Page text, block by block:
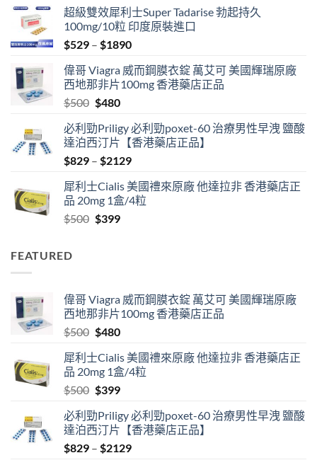
超級雙效犀利士Super Tadarise 勃起持久
100mg/10粒 印度原裝進口
$529 – $1890Price
$529
through
偉哥 Viagra 威而鋼膜衣錠 萬艾可 美國輝瑞原廠
西地那非片100mg 香港藥店正品
$500 Original
was:
$500.
$480Current
is:
$480.
必利勁Priligy 必利勁poxet-60 治療男性早洩 鹽酸
達泊西汀片【香港藥店正品】
$829 – $2129Price
$829
through
犀利士Cialis 美國禮來原廠 他達拉非 香港藥店正
品 20mg 1盒/4粒
$500 Original
$399Current
FEATURED
偉哥 Viagra 威而鋼膜衣錠 萬艾可 美國輝瑞原廠
西地那非片100mg 香港藥店正品
$500 Original
was:
$500.
$480Current
is:
$480.
犀利士Cialis 美國禮來原廠 他達拉非 香港藥店正
品 20mg 1盒/4粒
$500 Original
was:
$500.
$399Current
is:
$399.
必利勁Priligy 必利勁poxet-60 治療男性早洩 鹽酸
達泊西汀片【香港藥店正品】
$829 – $2129Price